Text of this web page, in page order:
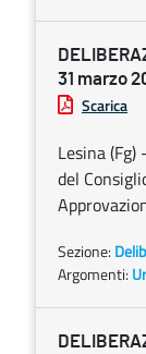
31 marzo
Scarica
Lesina
del
Sezione:
Argomenti: